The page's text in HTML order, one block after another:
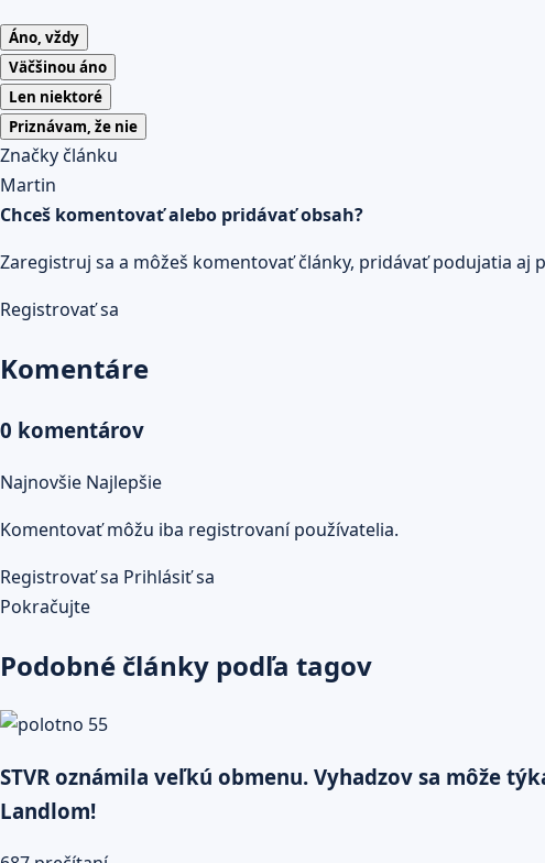
Áno, vždy
Väčšinou áno
Len niektoré
Priznávam, že nie
Značky článku
Martin
Chceš komentovať alebo pridávať obsah?
Zaregistruj sa a môžeš komentovať články, pridávať podujatia aj
Registrovať sa
Komentáre
0 komentárov
Najnovšie Najlepšie
Komentovať môžu iba registrovaní používatelia.
Registrovať sa Prihlásiť sa
Pokračujte
Podobné články podľa tagov
STVR oznámila veľkú obmenu. Vyhadzov sa môže
Landlom!